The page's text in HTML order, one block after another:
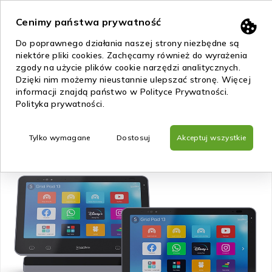
Strona główna / Urządzenia All-in-one / Grid Pad 13 i 15 –
Smartbox
Cenimy państwa prywatność
Do poprawnego działania naszej strony niezbędne są
niektóre pliki cookies. Zachęcamy również do wyrażenia
zgody na użycie plików cookie narzędzi analitycznych.
Dzięki nim możemy nieustannie ulepszać stronę. Więcej
informacji znajdą państwo w Polityce Prywatności.
Polityka prywatności.
Dostosuj
Tylko wymagane Akceptuj wszystkie